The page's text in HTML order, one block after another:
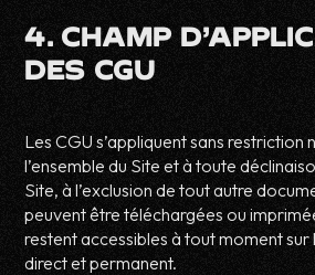
4. CHAMP
DES CGU
Les CGU s’appliquent sans restriction
l’ensemble du Site et à toute
Site, à l’exclusion de tout autre
peuvent être téléchargées ou
restent accessibles à tout moment sur
direct et permanent.